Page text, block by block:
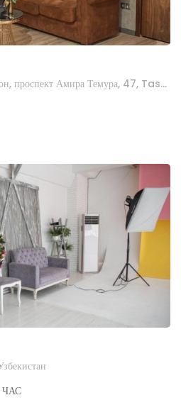
г.Ташкент, Мирабадский район, проспект Амира Темура, 47, Tashkent 100047, Узбекистан